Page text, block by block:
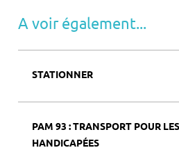
A voir également...
STATIONNER
PAM 93 : TRANSPORT POUR
HANDICAPÉES